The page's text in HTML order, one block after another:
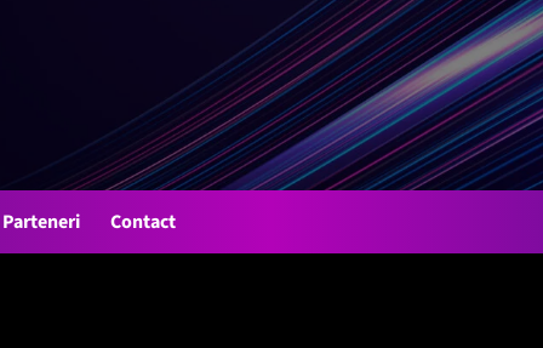
Parteneri Contact